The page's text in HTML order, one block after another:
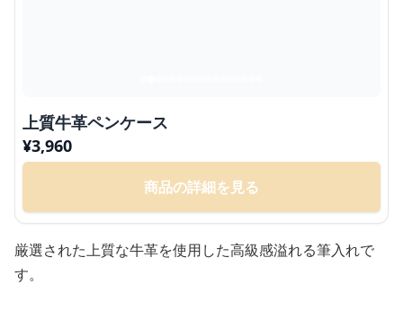
上質牛革ペンケース
¥3,960
商品の詳細を見る
厳選された上質な牛革を使用した高級感溢れる筆入れで
す。